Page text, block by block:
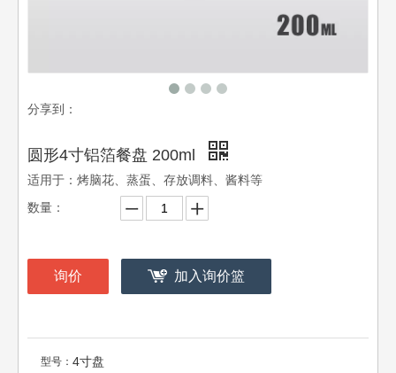
分享到：
圆形4寸铝箔餐盘 200ml
适用于：烤脑花、蒸蛋、存放调料、酱料等
数量：
询价 加入询价篮
型号： 4寸盘